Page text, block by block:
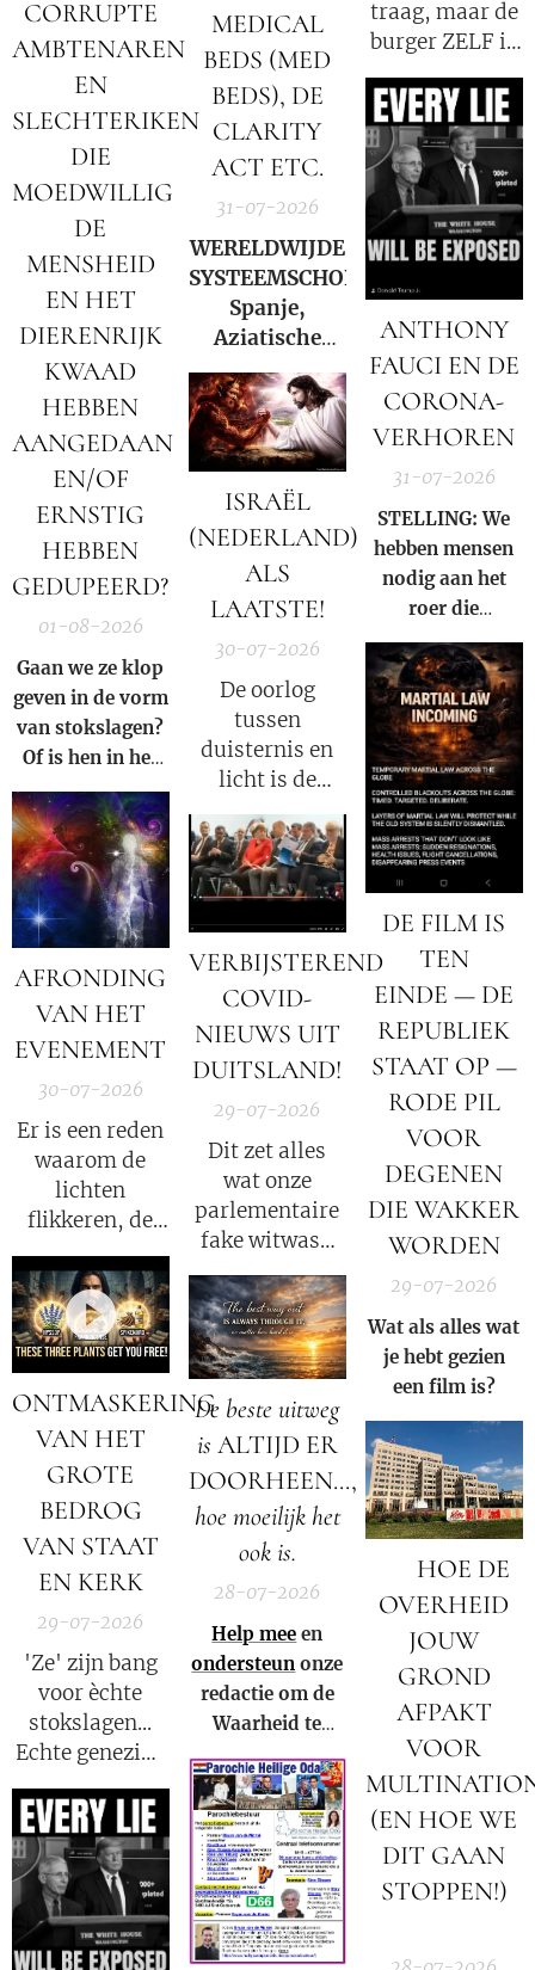
traag, maar de
burger ZELF is
de oorzaak!
CORRUPTE
AMBTENAREN
EN
SLECHTERIKEN
DIE
MOEDWILLIG
DE
MENSHEID
EN HET
DIERENRIJK
KWAAD
HEBBEN
AANGEDAAN
EN/OF
ERNSTIG
HEBBEN
GEDUPEERD?
01-08-2026
Gaan we ze klop
geven in de vorm
van stokslagen?
Of is hen in het
Licht zetten van
de Waarheid een
veel grotere
straf?
MEDICAL
BEDS (MED
BEDS), DE
CLARITY
ACT ETC.
31-07-2026
WERELDWIJDE
SYSTEEMSCHOK:
Spanje,
Aziatische
markten en
Hormuz |
Charlie Ward
Daily News
ANTHONY
FAUCI EN DE
CORONA-
VERHOREN
31-07-2026
STELLING: We
hebben mensen
nodig aan het
roer die
gezamenlijk
voorkomen dat
iemand ooit nog
een nieuwe Fauci
kan worden.
AFRONDING
VAN HET
EVENEMENT
30-07-2026
Er is een reden
waarom de
lichten
flikkeren, de
satellieten
verschuiven en
de
datastromen
worden
omgeleid.
ISRAËL
(NEDERLAND)
ALS
LAATSTE!
30-07-2026
De oorlog
tussen
duisternis en
licht is de
oorlog tussen
Satan en God.
DE FILM IS
TEN
EINDE — DE
REPUBLIEK
STAAT OP —
RODE PIL
VOOR
DEGENEN
DIE WAKKER
WORDEN
29-07-2026
Wat als alles wat
je hebt gezien
een film is?
ONTMASKERING
VAN HET
GROTE
BEDROG
VAN STAAT
EN KERK
29-07-2026
'Ze' zijn bang
voor èchte
stokslagen...
Echte genezing
laat emoties
stromen. We
mogen niet
langer meer
zwijgen!
VERBIJSTEREND
COVID-
NIEUWS UIT
DUITSLAND!
29-07-2026
Dit zet alles
wat onze
parlementaire
fake witwas-
enquete tot nu
toe heeft
gedaan
opnieuw
volledig op zijn
kop!
🚨 HOE DE
OVERHEID
JOUW
GROND
AFPAKT
VOOR
(EN HOE WE
DIT GAAN
STOPPEN!)
De beste uitweg
is ALTIJD ER
DOORHEEN...,
hoe moeilijk het
ook is.
28-07-2026
Help mee en
ondersteun onze
redactie om de
Waarheid te
kunnen blijven
verspreiden in
Nederland,
België en in de
rest van de
wereld.